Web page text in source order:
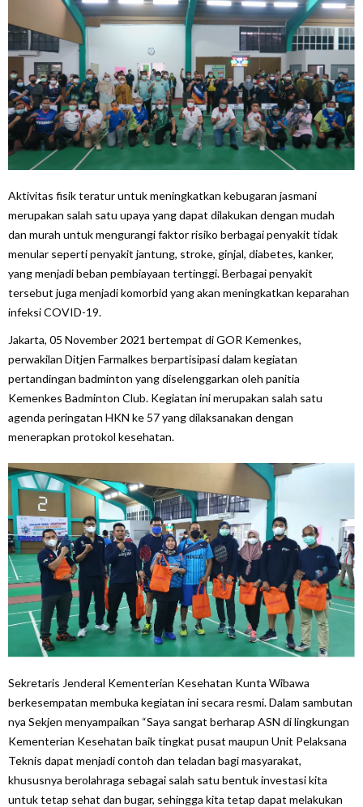
Aktivitas fisik teratur untuk meningkatkan kebugaran jasmani
merupakan salah satu upaya yang dapat dilakukan dengan mudah
dan murah untuk mengurangi faktor risiko berbagai penyakit tidak
menular seperti penyakit jantung, stroke, ginjal, diabetes, kanker,
yang menjadi beban pembiayaan tertinggi. Berbagai penyakit
tersebut juga menjadi komorbid yang akan meningkatkan keparahan
infeksi COVID-19.
Jakarta, 05 November 2021 bertempat di GOR Kemenkes,
perwakilan Ditjen Farmalkes berpartisipasi dalam kegiatan
pertandingan badminton yang diselenggarkan oleh panitia
Kemenkes Badminton Club. Kegiatan ini merupakan salah satu
agenda peringatan HKN ke 57 yang dilaksanakan dengan
menerapkan protokol kesehatan.
Sekretaris Jenderal Kementerian Kesehatan Kunta Wibawa
berkesempatan membuka kegiatan ini secara resmi. Dalam sambutan
nya Sekjen menyampaikan “Saya sangat berharap ASN di lingkungan
Kementerian Kesehatan baik tingkat pusat maupun Unit Pelaksana
Teknis dapat menjadi contoh dan teladan bagi masyarakat,
khususnya berolahraga sebagai salah satu bentuk investasi kita
untuk tetap sehat dan bugar, sehingga kita tetap dapat melakukan